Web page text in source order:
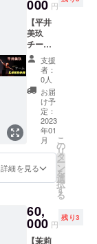
いいた
しま
す。 ※
出張
レッス
ンの場
合、公
共施設
の市民
セン
ターの
和室
等、場
所の確
保をお
願い致
しま
日程等
決める
ため詳
細は後
ら、お
貸しで
きます
ので備
考欄に
足りな
いもの
をお書
きくだ
さい。
「足
袋」は
お貸し
するこ
とが出
来ませ
んの
ずご持
参くだ
さい。
※日程等
贈り物
の場合
感謝の
右上に
贈りた
い方の
お名前
をお書
きいた
します
ので、
備考欄
に書い
て欲し
お名前
をお書
さ
い！！
「○○様
へ」と
ンバー4
人の直
筆サイ
ン入
り！ ●
月灯藝
術。オ
リジナ
ルシー
ル2枚
（直径
５cmの
丸い
シー
ラフル
アート
種、和
モダン
アート
否設定
がされ
ていな
いメー
ルアド
レスを
ご記入
くださ
い。
ン有効
期限：
2023年
1月1
日〜
2023年
7月1日
までの
半年間
※おひと
りの参
加で
も、同
じ空間
にご家
族やご
可能で
す。 ※
詳細は
名を掲
載させ
ていた
だきま
す！ ※
パンフ
レット
は福岡/
東京公
演のパ
ンフ
レット
に文字
のみお
名前や
番当日
にお客
様全員
000 円
【平井
美玖
チーム
レッス
ン】 ※
出張
レッス
ン(日本
全国可
チーム
レッス
ン ・
チーム
レッス
ン内容
け/講習
会 ・体
育館の
支援
者：
0人
お届
け予
定：
2023
年01
月
詳細を見る
こ
の
リ
タ
ー
ン
を
選
択
す
る
60,
000 円
残り3
【茉莉